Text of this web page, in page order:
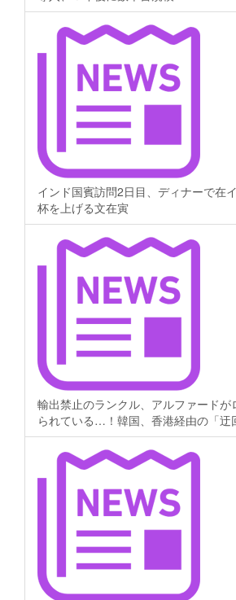
インド国賓訪問2日目、ディナーで在
杯を上げる文在寅
輸出禁止のランクル、アルファードが
られている…！韓国、香港経由の「